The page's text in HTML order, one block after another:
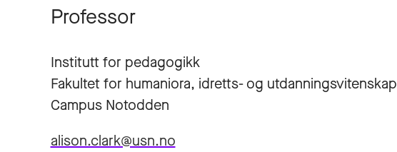
Professor
Institutt for pedagogikk
Fakultet for humaniora, idretts- og utdanningsvitenskap
Campus Notodden
alison.clark@usn.no